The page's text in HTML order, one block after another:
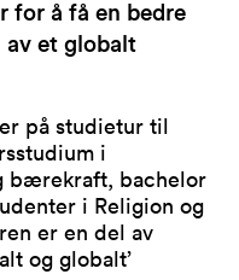
for å få en bedre
av et globalt
på studietur til
i
bærekraft, bachelor
i Religion og
er en del av
og globalt’